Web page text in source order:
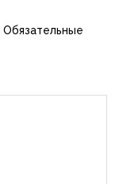
Обязательные